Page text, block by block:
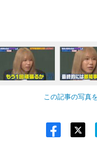
この記事の写真